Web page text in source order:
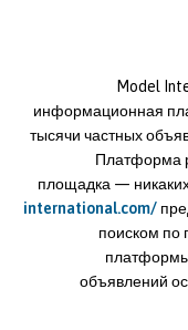
Model
информационная
тысячи частных
Платформа
площадка — никаких
international.com/
поиском по
объявлений